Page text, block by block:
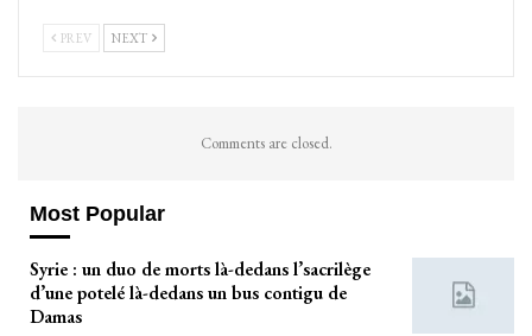
PREV NEXT
Comments are closed.
Most Popular
Syrie : un duo de morts là-dedans l’sacrilège
d’une potelé là-dedans un bus contigu de
Damas